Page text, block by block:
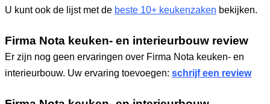
U kunt ook de lijst met de beste 10+ keukenzaken bekijken.
Firma Nota keuken- en interieurbouw review
Er zijn nog geen ervaringen over Firma Nota keuken- en
interieurbouw. Uw ervaring toevoegen: schrijf een review